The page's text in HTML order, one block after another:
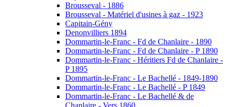
Brousseval - 1886
Brousseval - Matériel d'usines à gaz - 1923
Capitain-Gény
Denonvilliers 1894
Dommartin-le-Franc - Fd de Chanlaire - 1890
Dommartin-le-Franc - Fd de Chanlaire - P 1890
Dommartin-le-Franc - Héritiers Fd de Chanlaire -
P 1895
Dommartin-le-Franc - Le Bachellé - 1849-1890
Dommartin-le-Franc - Le Bachellé - P 1849
Dommartin-le-Franc - Le Bachellé & de
Chanlaire - Vers 1860